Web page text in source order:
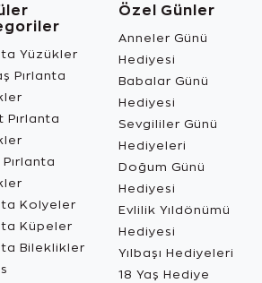
Yüzükler
Pırlanta
Pırlanta
Pırlanta
Kolyeler
Küpeler
Bileklikler
Özel Günler
Anneler Günü
Hediyesi
Babalar Günü
Hediyesi
Sevgililer Günü
Hediyeleri
Doğum Günü
Hediyesi
Evlilik Yıldönümü
Hediyesi
Yılbaşı Hediyeleri
18 Yaş Hediye